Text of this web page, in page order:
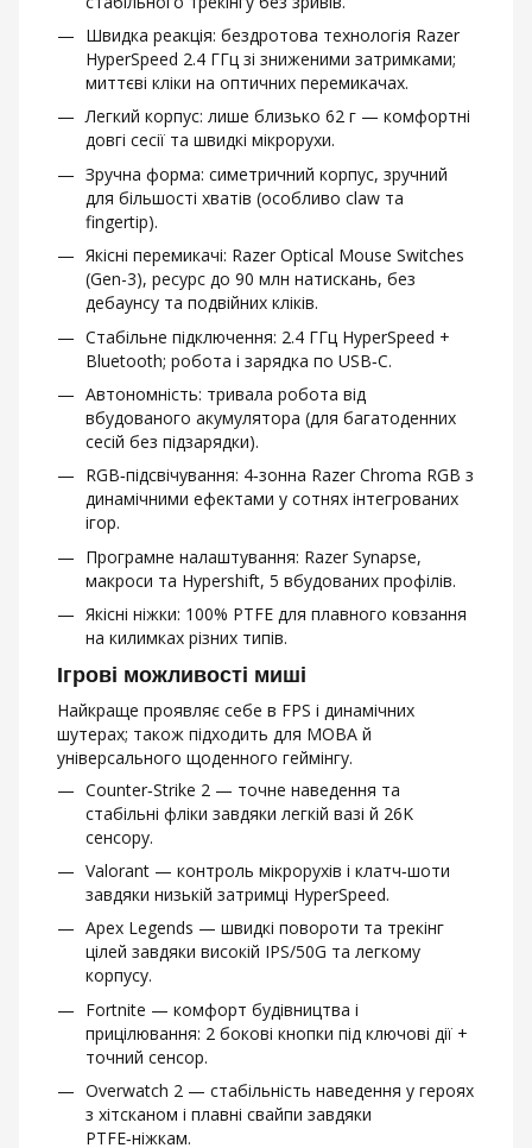
Швидка реакція: бездротова технологія Razer
HyperSpeed 2.4 ГГц зі зниженими затримками;
миттєві кліки на оптичних перемикачах.
Легкий корпус: лише близько 62 г — комфортні
довгі сесії та швидкі мікрорухи.
Зручна форма: симетричний корпус, зручний
для більшості хватів (особливо claw та
fingertip).
Якісні перемикачі: Razer Optical Mouse Switches
(Gen-3), ресурс до 90 млн натискань, без
дебаунсу та подвійних кліків.
Стабільне підключення: 2.4 ГГц HyperSpeed +
Bluetooth; робота і зарядка по USB‑C.
Автономність: тривала робота від
вбудованого акумулятора (для багатоденних
сесій без підзарядки).
RGB‑підсвічування: 4‑зонна Razer Chroma RGB з
динамічними ефектами у сотнях інтегрованих
ігор.
Програмне налаштування: Razer Synapse,
макроси та Hypershift, 5 вбудованих профілів.
Якісні ніжки: 100% PTFE для плавного ковзання
на килимках різних типів.
Ігрові можливості миші
Найкраще проявляє себе в FPS і динамічних
шутерах; також підходить для MOBA й
універсального щоденного геймінгу.
Counter‑Strike 2 — точне наведення та
стабільні фліки завдяки легкій вазі й 26K
сенсору.
Valorant — контроль мікрорухів і клатч‑шоти
завдяки низькій затримці HyperSpeed.
Apex Legends — швидкі повороти та трекінг
цілей завдяки високій IPS/50G та легкому
корпусу.
Fortnite — комфорт будівництва і
прицілювання: 2 бокові кнопки під ключові дії +
точний сенсор.
Overwatch 2 — стабільність наведення у героях
з хітсканом і плавні свайпи завдяки
PTFE‑ніжкам.